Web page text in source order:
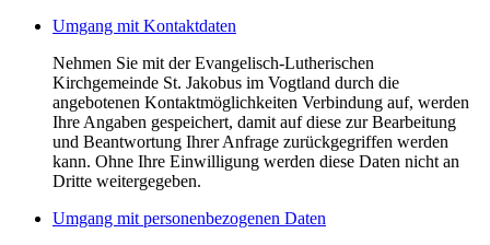
Umgang mit Kontaktdaten
Nehmen Sie mit der Evangelisch-Lutherischen
Kirchgemeinde St. Jakobus im Vogtland durch die
angebotenen Kontaktmöglichkeiten Verbindung auf, werden
Ihre Angaben gespeichert, damit auf diese zur Bearbeitung
und Beantwortung Ihrer Anfrage zurückgegriffen werden
kann. Ohne Ihre Einwilligung werden diese Daten nicht an
Dritte weitergegeben.
Umgang mit personenbezogenen Daten